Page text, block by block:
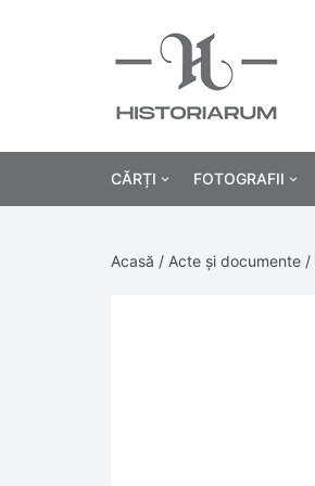
CĂRȚI FOTOGRAFII
Acasă / Acte și documente /